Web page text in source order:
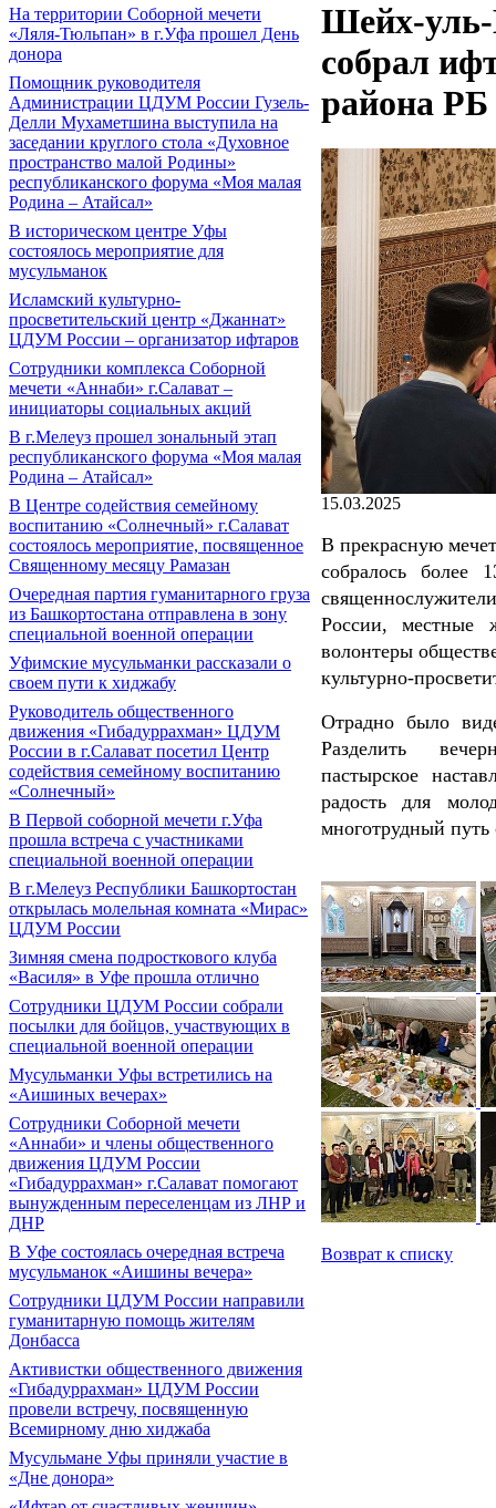
На территории Соборной мечети
«Ляля-Тюльпан» в г.Уфа прошел День
донора
Помощник руководителя
Администрации ЦДУМ России Гузель-
Делли Мухаметшина выступила на
заседании круглого стола «Духовное
пространство малой Родины»
республиканского форума «Моя малая
Родина – Атайсал»
В историческом центре Уфы
состоялось мероприятие для
мусульманок
Исламский культурно-
просветительский центр «Джаннат»
ЦДУМ России – организатор ифтаров
Сотрудники комплекса Соборной
мечети «Аннаби» г.Салават –
инициаторы социальных акций
В г.Мелеуз прошел зональный этап
республиканского форума «Моя малая
Родина – Атайсал»
В Центре содействия семейному
воспитанию «Солнечный» г.Салават
состоялось мероприятие, посвященное
Священному месяцу Рамазан
Очередная партия гуманитарного груза
из Башкортостана отправлена в зону
специальной военной операции
Уфимские мусульманки рассказали о
своем пути к хиджабу
Руководитель общественного
движения «Гибадуррахман» ЦДУМ
России в г.Салават посетил Центр
содействия семейному воспитанию
«Солнечный»
В Первой соборной мечети г.Уфа
прошла встреча с участниками
специальной военной операции
В г.Мелеуз Республики Башкортостан
открылась молельная комната «Мирас»
ЦДУМ России
Зимняя смена подросткового клуба
«Василя» в Уфе прошла отлично
Сотрудники ЦДУМ России собрали
посылки для бойцов, участвующих в
специальной военной операции
Мусульманки Уфы встретились на
«Аишиных вечерах»
Сотрудники Соборной мечети
«Аннаби» и члены общественного
движения ЦДУМ России
«Гибадуррахман» г.Салават помогают
вынужденным переселенцам из ЛНР и
ДНР
В Уфе состоялась очередная встреча
мусульманок «Аишины вечера»
Сотрудники ЦДУМ России направили
гуманитарную помощь жителям
Донбасса
Активистки общественного движения
«Гибадуррахман» ЦДУМ России
провели встречу, посвященную
Всемирному дню хиджаба
Мусульмане Уфы приняли участие в
«Дне донора»
Шейх-уль-
собрал
района РБ
15.03.2025
В прекрасную
собралось более
России, местные
волонтеры
культурно-
Отрадно было
Разделить
пастырское
радость для
многотрудный
Возврат к списку